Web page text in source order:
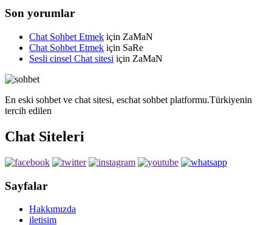
Son yorumlar
Chat Sohbet Etmek için ZaMaN
Chat Sohbet Etmek için SaRe
Sesli cinsel Chat sitesi için ZaMaN
En eski sohbet ve chat sitesi, eschat sohbet platformu.Türkiyenin
tercih edilen
Chat Siteleri
Sayfalar
Hakkımızda
iletisim